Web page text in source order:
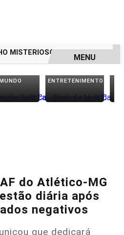
VINDO DO MAR
MENU
ENTRETENIMENTO
do Atlético-MG
diária após
negativos
que dedicará